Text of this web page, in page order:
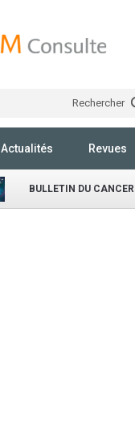
Rechercher
Actualités Revues
BULLETIN DU CANCER